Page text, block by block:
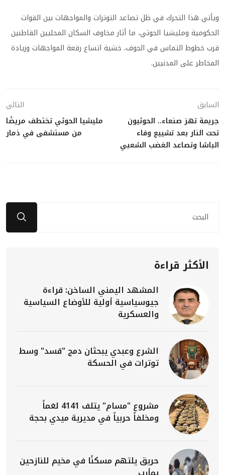
ويأتي هذا التحرك في ظل تصاعد التوترات والمواجهات بين القوات
الحكومية ومليشيا الحوثي، ما أثار مخاوف السكان المحليين القاطنين
قرب خطوط التماس في الجوف، خشية اتساع رقعة المواجهات وزيادة
المخاطر على المدنيين.
السابق
جريمة تهز صنعاء.. الحوثيون
تحت النار بعد تشييع وفاء
الباشا وتصاعد الغضب الشعبي
التالي
مليشيا الحوثي تختطف مريضًا
من مستشفى في ذمار
الأكثر قراءة
المشهد اليمني الساخن: قراءة
جيوسياسية أولية للأوضاع السياسية
والعسكرية
الشرع وعبدي يبحثان دمج "قسد" وسط
توترات في الحسكة
مشروع "مسام" يتلف 4141 لغماً
ومخلفاً حربياً في مديرية ميدي بحجة
حريق يلتهم مسكنًا في مخيم للنازحين